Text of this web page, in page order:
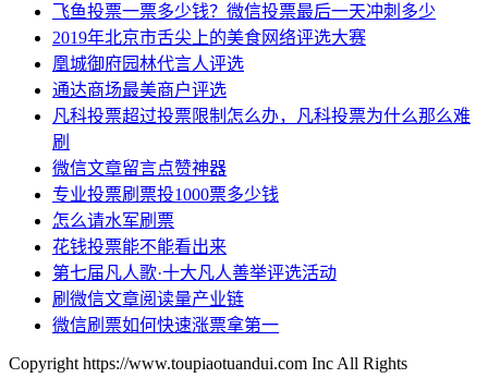
飞鱼投票一票多少钱？微信投票最后一天冲刺多少
2019年北京市舌尖上的美食网络评选大赛
凰城御府园林代言人评选
通达商场最美商户评选
凡科投票超过投票限制怎么办，凡科投票为什么那么难
刷
微信文章留言点赞神器
专业投票刷票投1000票多少钱
怎么请水军刷票
花钱投票能不能看出来
第七届凡人歌·十大凡人善举评选活动
刷微信文章阅读量产业链
微信刷票如何快速涨票拿第一
Copyright https://www.toupiaotuandui.com Inc All Rights